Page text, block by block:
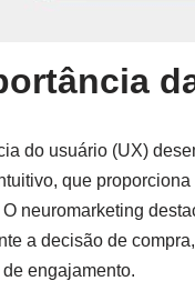
do usuário (UX)
que
neuromarketing
a decisão de
engajamento.